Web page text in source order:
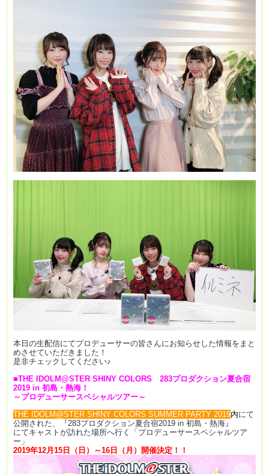
本日の生配信にてプロデューサーの皆さんにお知らせした情報をまと
めさせていただきました！
是非チェックしてください♪
■THE IDOLM@STER SHINY COLORS 283プロダクション夏合宿
2019 in 初島・熱海！
～プロデューサースペシャルツアー～
THE IDOLM@STER SHINY COLORS SUMMER PARTY 2019内にて
公開された、『283プロダクション夏合宿2019 in 初島・熱海』
にてキャストが訪れた場所へ行く「プロデューサースペシャルツア
ー」
2019年12月15日（日）～16日（月）開催決定！！